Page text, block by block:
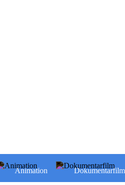
Animation Dokumentarfilm